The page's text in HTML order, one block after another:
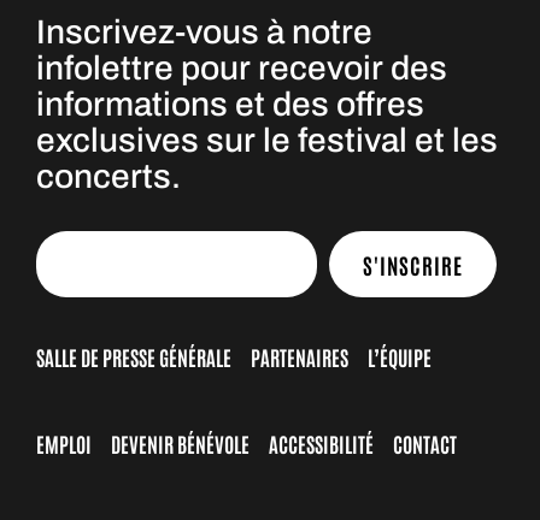
Inscrivez-vous à notre
infolettre pour recevoir des
informations et des offres
exclusives sur le festival et les
concerts.
S'INSCRIRE
SALLE DE PRESSE GÉNÉRALE PARTENAIRES L’ÉQUIPE
EMPLOI DEVENIR BÉNÉVOLE ACCESSIBILITÉ CONTACT